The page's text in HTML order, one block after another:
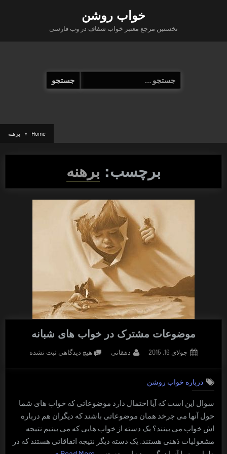
خواب روشن
نخستین مرجع معتبر خواب شفاف در وب فارسی
جستجو
برای:
Home برهنه
برچسب: برهنه
موضوعات مشترک در خواب های شبانه
Posted
جولای 16, 2015 By
دهقانی هیچ دیدگاهیبرای
های
شبانه
ثبت نشده
درباره خواب روشن
سوال این است که آیا احتمال دارد موضوعاتی که خواب های شما
حول آنها می چرخد همان موضوعاتی باشند که دیگران هم درباره
اش خواب می بینند؟ یک دسته از خواب هایی که می بینیم نتیجه
مشغولیات ذهنی هستند. یک دسته دیگر نتیجه اتفاقاتی هستند که در